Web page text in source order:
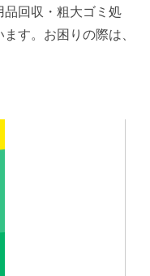
回収・粗大ゴミ処
す。お困りの際は、